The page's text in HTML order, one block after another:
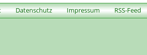
Datenschutz Impressum RSS-Feed